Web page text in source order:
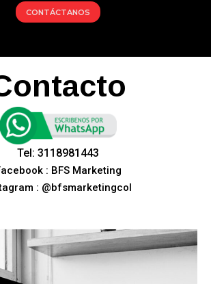
CONTÁCTANOS
Tel: 3118981443
: BFS Marketing
: @bfsmarketingcol